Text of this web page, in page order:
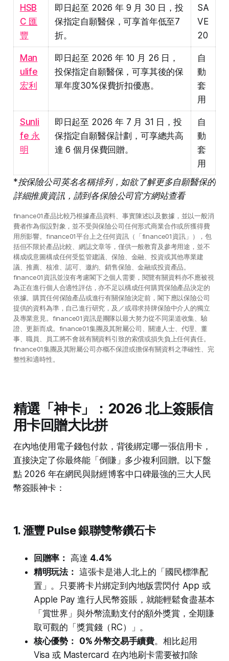
HSB
C 匯
豐
即日起至 2026 年 9 月 30 日，投
保指定自願醫保，可享首年低至7
折。
SA
VE
20
Man
ulife
宏利
即日起至 2026 年 10 月 26 日，
投保指定自願醫保，可享其後的保
單年度30%保費折扣優惠。
自
動
套
用
Sunli
fe 永
明
即日起至 2026 年 7 月 31 日，投
保指定自願醫保計劃，可享總共高
達 6 個月保費回贈。
自
動
套
用
*按保險公司英名名稱排列，如欲了解更多自願醫保的
詳細推廣資訊，請到各保險公司官方網站查看
finance01產品比較乃根據產品資料、事實陳述以及數據，並以一般消
費者作為假設對象，並不受與保險公司任何形式商業合作或所獲得費
用所影響。finance01平台上之任何資訊（「finance01資訊」），包
括但不限於產品比較、網誌文章等，僅供一般教育及參考用途，並不
構成或意圖構成任何受監管建議、保險、金融、投資或其他專業建
議、推薦、核准、認可、邀約、銷售保險、金融或投資產品。
finance01資訊並沒有考慮閣下之個人需要，閱覽有關資料亦不應被視
為正在進行個人合適性評估，亦不足以構成任何購買保險產品決定的
依據。購買任何保險產品或進行有關保險決定前，閣下應以保險公司
提供的資料為準，自己進行研究，及／或尋求持牌保險中介人的獨立
及專業意見。finance01資訊是團隊以最大努力從不同渠道收集、驗
證、更新而成。finance01集團及其附屬公司、關連人士、代理、董
事、職員、員工將不會就有關資料引致的索償或損失負上任何責任。
finance01集團及其附屬公司亦概不保證或擔保有關資料之準確性、完
整性和適時性。
精選「神卡」：2026 北上簽賬信
用卡回贈大比拼
在內地使用電子錢包付款，背後綁定哪一張信用卡，
直接決定了你最终能「倒賺」多少複利回贈。以下盤
點 2026 年在網民與財經博客中口碑最強的三大人民
幣簽賬神卡：
1. 滙豐 Pulse 銀聯雙幣鑽石卡
回贈率： 高達 4.4%
精明玩法： 這張卡是港人北上的「國民標準配
置」。只要將卡片綁定到內地版雲閃付 App 或
Apple Pay 進行人民幣簽賬，就能輕鬆食盡基本
「賞世界」與外幣流動支付的額外獎賞，全期賺
取可觀的「獎賞錢（RC）」。
核心優勢： 0% 外幣交易手續費。相比起用
Visa 或 Mastercard 在內地刷卡需要被扣除